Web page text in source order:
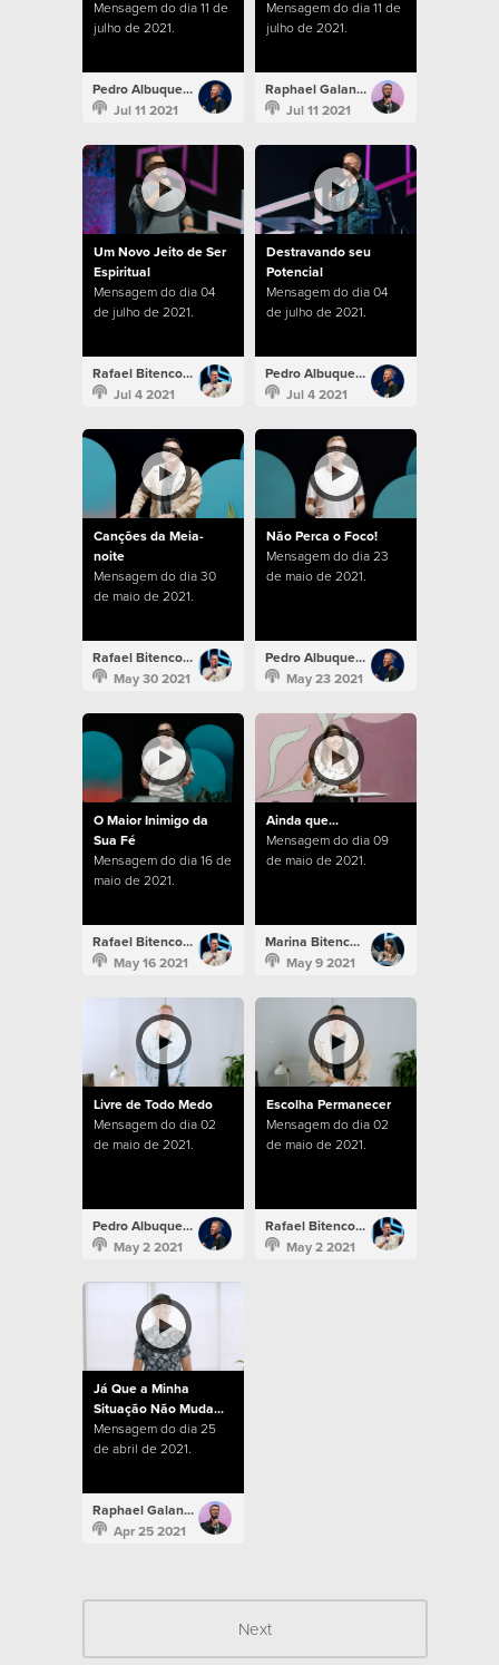
Mensagem do dia 11 de
julho de 2021.
Pedro Albuquerque
Jul 11 2021
Mensagem do dia 11 de
julho de 2021.
Raphael Galante
Jul 11 2021
Um Novo Jeito de Ser
Espiritual
Mensagem do dia 04
de julho de 2021.
Rafael Bitencourt
Jul 4 2021
Destravando seu
Potencial
Mensagem do dia 04
de julho de 2021.
Pedro Albuquerque
Jul 4 2021
Canções da Meia-
noite
Mensagem do dia 30
de maio de 2021.
Rafael Bitencourt
May 30 2021
Não Perca o Foco!
Mensagem do dia 23
de maio de 2021.
Pedro Albuquerque
May 23 2021
O Maior Inimigo da
Sua Fé
Mensagem do dia 16 de
maio de 2021.
Rafael Bitencourt
May 16 2021
Ainda que...
Mensagem do dia 09
de maio de 2021.
Marina Bitencourt
May 9 2021
Livre de Todo Medo
Mensagem do dia 02
de maio de 2021.
Pedro Albuquerque
May 2 2021
Escolha Permanecer
Mensagem do dia 02
de maio de 2021.
Rafael Bitencourt
May 2 2021
Já Que a Minha
Situação Não Muda...
Mensagem do dia 25
de abril de 2021.
Raphael Galante
Apr 25 2021
Next